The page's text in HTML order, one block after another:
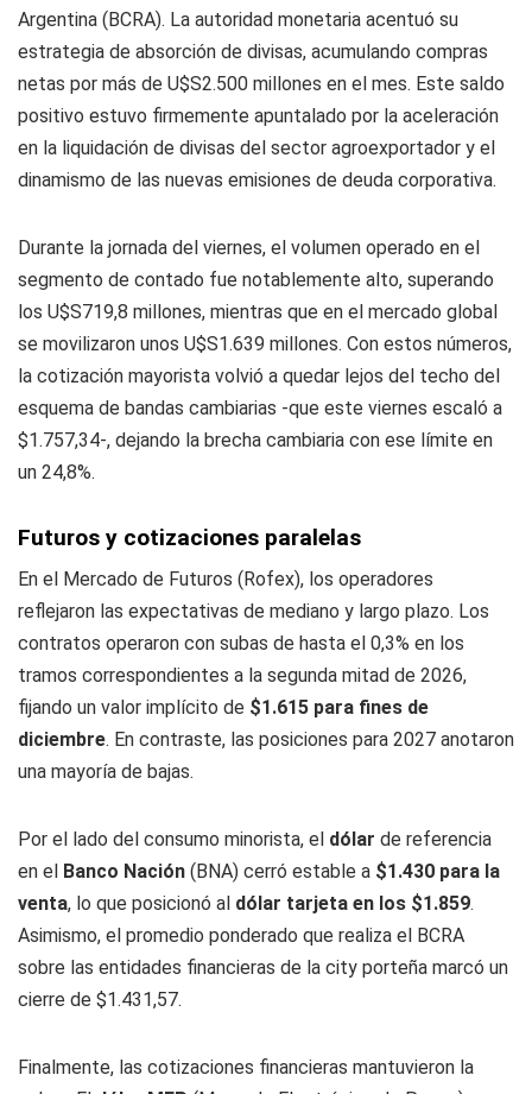
Argentina (BCRA). La autoridad monetaria acentuó su
estrategia de absorción de divisas, acumulando compras
netas por más de U$S2.500 millones en el mes. Este saldo
positivo estuvo firmemente apuntalado por la aceleración
en la liquidación de divisas del sector agroexportador y el
dinamismo de las nuevas emisiones de deuda corporativa.
Durante la jornada del viernes, el volumen operado en el
segmento de contado fue notablemente alto, superando
los U$S719,8 millones, mientras que en el mercado global
se movilizaron unos U$S1.639 millones. Con estos números,
la cotización mayorista volvió a quedar lejos del techo del
esquema de bandas cambiarias -que este viernes escaló a
$1.757,34-, dejando la brecha cambiaria con ese límite en
un 24,8%.
Futuros y cotizaciones paralelas
En el Mercado de Futuros (Rofex), los operadores
reflejaron las expectativas de mediano y largo plazo. Los
contratos operaron con subas de hasta el 0,3% en los
tramos correspondientes a la segunda mitad de 2026,
fijando un valor implícito de $1.615 para fines de
diciembre. En contraste, las posiciones para 2027 anotaron
una mayoría de bajas.
Por el lado del consumo minorista, el dólar de referencia
en el Banco Nación (BNA) cerró estable a $1.430 para la
venta, lo que posicionó al dólar tarjeta en los $1.859.
Asimismo, el promedio ponderado que realiza el BCRA
sobre las entidades financieras de la city porteña marcó un
cierre de $1.431,57.
Finalmente, las cotizaciones financieras mantuvieron la